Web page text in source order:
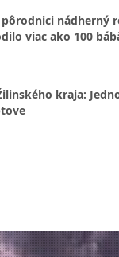
nádherný
viac ako 100
kraja: